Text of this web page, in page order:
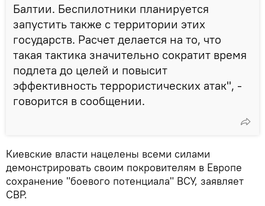
Балтии. Беспилотники планируется
запустить также с территории этих
государств. Расчет делается на то, что
такая тактика значительно сократит время
подлета до целей и повысит
эффективность террористических атак", -
говорится в сообщении.
Киевские власти нацелены всеми силами
демонстрировать своим покровителям в Европе
сохранение "боевого потенциала" ВСУ, заявляет
СВР.